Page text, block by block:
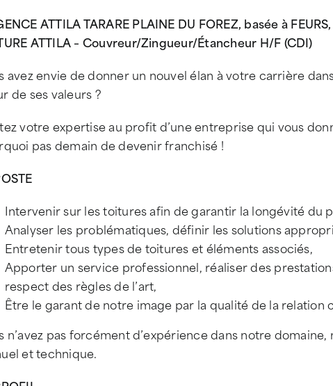
ATTILA TARARE PLAINE DU FOREZ, basée à
ATTILA – Couvreur/Zingueur/Étancheur H/F (CDI)
avez envie de donner un nouvel élan à votre carrière
de ses valeurs ?
votre expertise au profit d’une entreprise qui vous
pas demain de devenir franchisé !
Intervenir sur les toitures afin de garantir la longévité du
Analyser les problématiques, définir les solutions
Entretenir tous types de toitures et éléments associés,
Apporter un service professionnel, réaliser des
respect des règles de l’art,
Être le garant de notre image par la qualité de la relation
n’avez pas forcément d’expérience dans notre
et technique.